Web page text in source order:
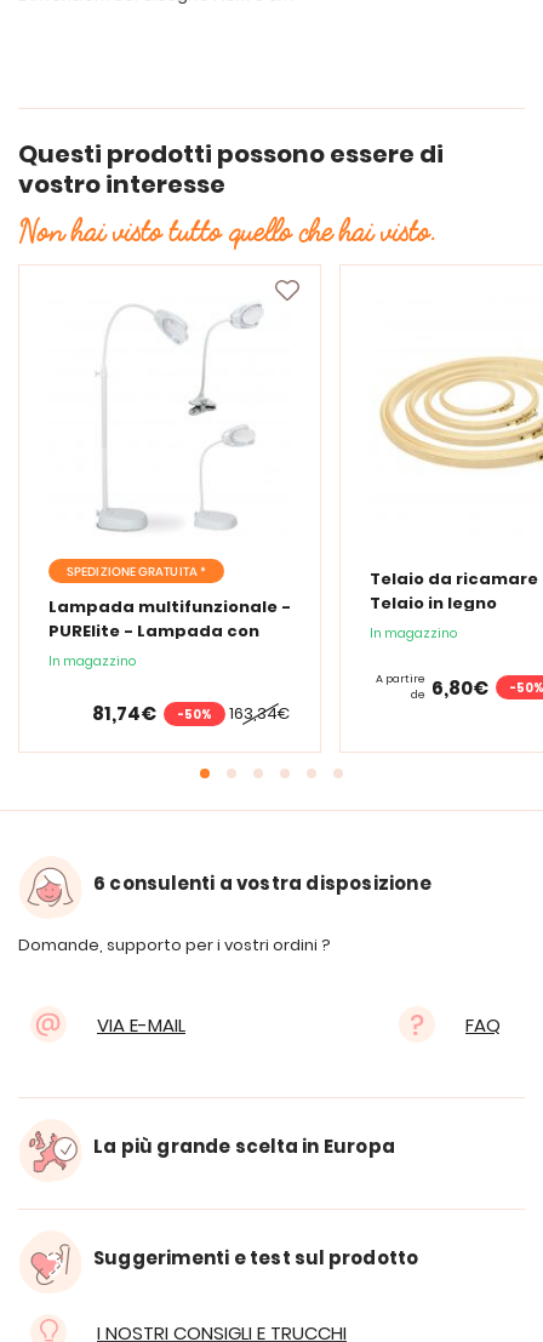
Questi prodotti possono essere di
vostro interesse
Non hai visto tutto quello che hai visto.
SPEDIZIONE GRATUITA *
Lampada multifunzionale -
PURElite - Lampada con
lente d'ingrandimento
In magazzino
163,34€
81,74€ -50%
Telaio da ricamare
Telaio in legno
In magazzino
A partire
de 6,80€ -50%
6 consulenti a vostra disposizione
Domande, supporto per i vostri ordini ?
VIA E-MAIL FAQ
La più grande scelta in Europa
Suggerimenti e test sul prodotto
I NOSTRI CONSIGLI E TRUCCHI